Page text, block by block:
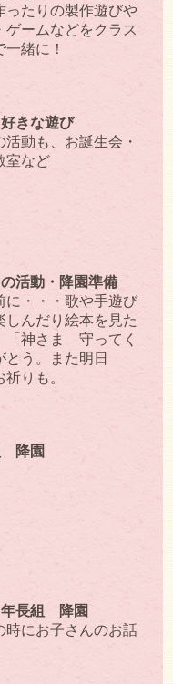
ったりの製作遊びや
ゲームなどをクラス
緒に！
きな遊び
活動も、お誕生会・
室など
活動・降園準備
に・・・歌や手遊び
しんだり絵本を見た
「神さま 守ってく
とう。また明日
りも。
降園
年長組 降園
にお子さんのお話